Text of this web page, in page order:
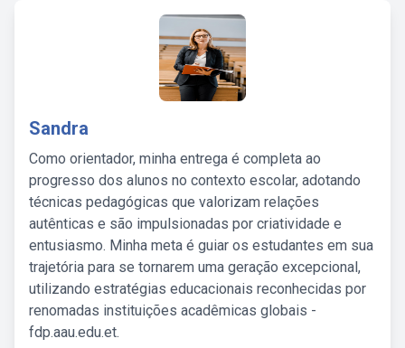
Sandra
Como orientador, minha entrega é completa ao
progresso dos alunos no contexto escolar, adotando
técnicas pedagógicas que valorizam relações
autênticas e são impulsionadas por criatividade e
entusiasmo. Minha meta é guiar os estudantes em sua
trajetória para se tornarem uma geração excepcional,
utilizando estratégias educacionais reconhecidas por
renomadas instituições acadêmicas globais -
fdp.aau.edu.et.